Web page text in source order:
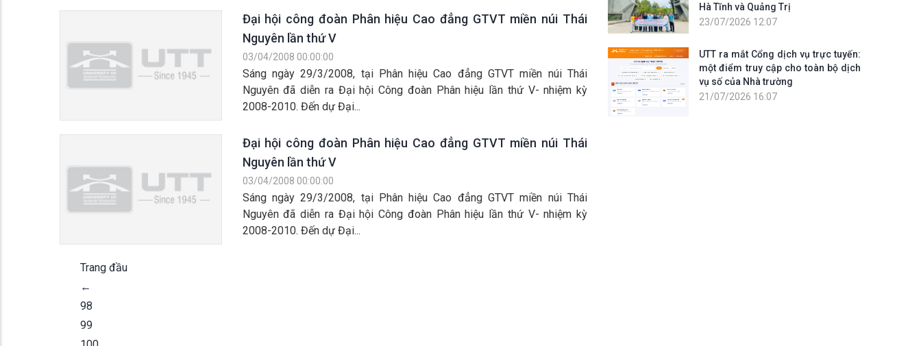
Đại hội công đoàn Phân hiệu Cao đẳng GTVT miền núi Thái
Nguyên lần thứ V
03/04/2008 00:00:00
Sáng ngày 29/3/2008, tại Phân hiệu Cao đẳng GTVT miền núi Thái
Nguyên đã diễn ra Đại hội Công đoàn Phân hiệu lần thứ V- nhiệm kỳ
2008-2010. Đến dự Đại...
Đại hội công đoàn Phân hiệu Cao đẳng GTVT miền núi Thái
Nguyên lần thứ V
03/04/2008 00:00:00
Sáng ngày 29/3/2008, tại Phân hiệu Cao đẳng GTVT miền núi Thái
Nguyên đã diễn ra Đại hội Công đoàn Phân hiệu lần thứ V- nhiệm kỳ
2008-2010. Đến dự Đại...
Trang đầu
←
98
99
Hà Tĩnh và Quảng Trị
23/07/2026 12:07
UTT ra mắt Cổng dịch vụ trực tuyến:
một điểm truy cập cho toàn bộ dịch
vụ số của Nhà trường
21/07/2026 16:07